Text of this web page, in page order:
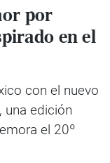
por
en el
con el nuevo
una edición
el 20º